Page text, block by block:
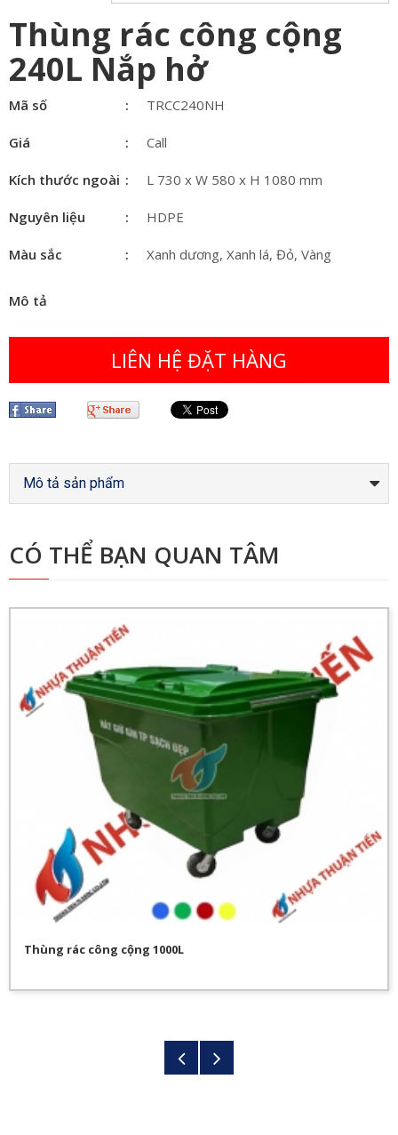
Thùng rác công cộng
240L Nắp hở
Mã số TRCC240NH
Giá Call
Kích thước ngoài L 730 x W 580 x H 1080 mm
Nguyên liệu HDPE
Màu sắc Xanh dương, Xanh lá, Đỏ, Vàng
Mô tả
LIÊN HỆ ĐẶT HÀNG
Mô tả sản phẩm
CÓ THỂ BẠN QUAN TÂM
Thùng rác công cộng 1000L